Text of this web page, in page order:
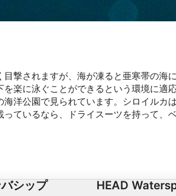
撃されますが、海が凍ると亜寒帯の海
楽に泳ぐことができるという環境に適
洋公園で見られています。シロイルカ
ているなら、ドライスーツを持って、
シップ HEAD
る